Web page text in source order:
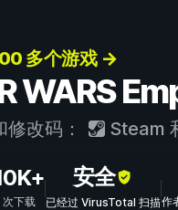
多个游戏 →
WARS
改码： Steam
次下载
安全
已经过 VirusTotal 扫描作